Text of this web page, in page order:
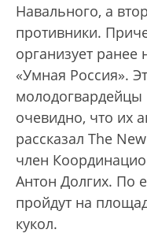
Навального, а
противники.
организует ранее
«Умная Россия».
очевидно, что их
рассказал The
член
Антон Долгих. По
пройдут на
кукол.